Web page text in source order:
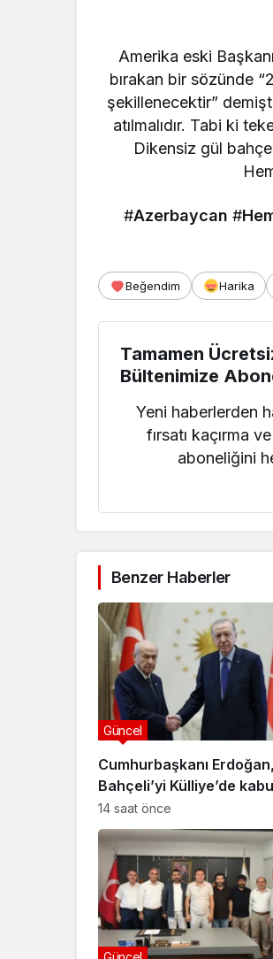
Amerika eski
bırakan bir sözünde
şekillenecektir”
atılmalıdır. Tabi ki
Dikensiz gül
#Azerbaycan #
Beğendim Harika
Tamamen
Bültenimize
Yeni haberlerden
fırsatı kaçırma
aboneliğini
Benzer Haberler
Cumhurbaşkanı Erdoğan,
Bahçeli’yi Külliye’de
Güncel
14 saat önce